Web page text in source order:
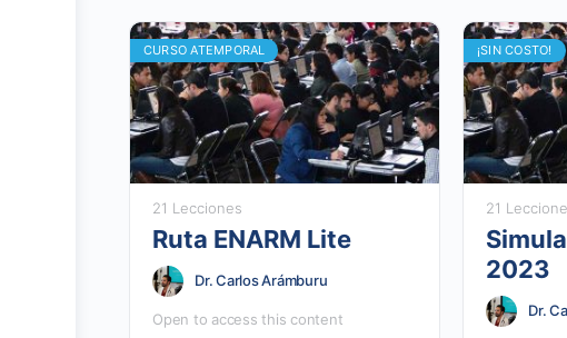
CURSO ATEMPORAL
21 Lecciones
Ruta ENARM Lite
Dr. Carlos Arámburu
Open to access this content
¡SIN COSTO!
21
2023
Dr.